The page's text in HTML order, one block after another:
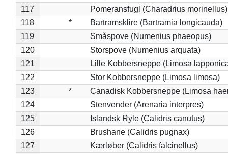
117
Pomeransfugl (Charadrius morinellus)
118
*
Bartramsklire (Bartramia longicauda)
119
Småspove (Numenius phaeopus)
120
Storspove (Numenius arquata)
121
Lille Kobbersneppe (Limosa
122
Stor Kobbersneppe (Limosa limosa)
123
*
Canadisk Kobbersneppe (Limosa
124
Stenvender (Arenaria interpres)
125
Islandsk Ryle (Calidris canutus)
126
Brushane (Calidris pugnax)
127
Kærløber (Calidris falcinellus)